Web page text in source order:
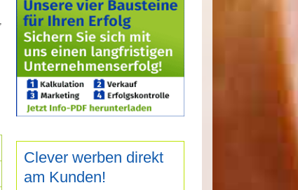
Clever werben direkt
am Kunden!